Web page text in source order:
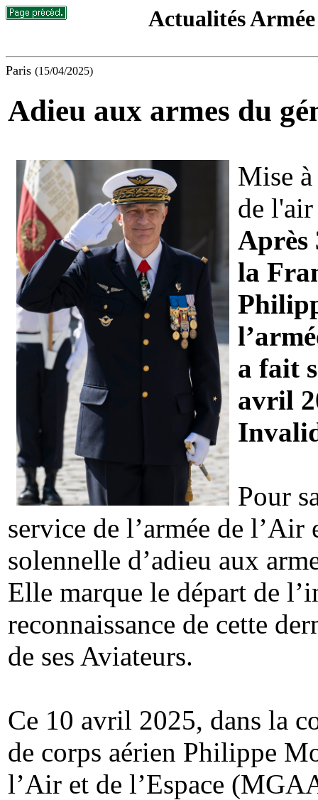
Actualités
Paris (15/04/2025)
Adieu aux armes du
Mise
de l'air
Après
la
a fait
avril
Pour
service de l’armée de l’Air
solennelle d’adieu aux
Elle marque le départ de
reconnaissance de cette
de ses Aviateurs.
Ce 10 avril 2025, dans la
de corps aérien Philippe
l’Air et de l’Espace